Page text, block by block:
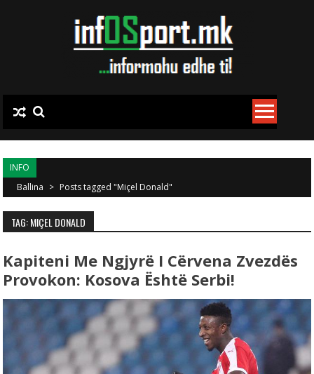
INFO
Ballina > Posts tagged "Miçel Donald"
TAG: MIÇEL DONALD
Kapiteni Me Ngjyrë I Cërvena Zvezdës
Provokon: Kosova Është Serbi!